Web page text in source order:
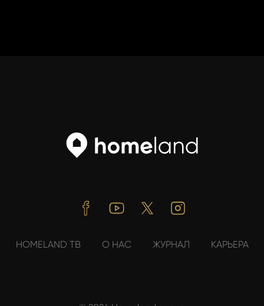
FacebookYoutube Twitter
HOMELAND ТВ О НАС ЖУРНАЛ КАРЬЕРА